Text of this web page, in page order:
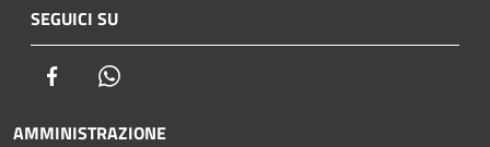
SEGUICI SU
Facebook
AMMINISTRAZIONE